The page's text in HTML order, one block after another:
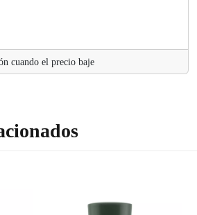
cuando el precio baje